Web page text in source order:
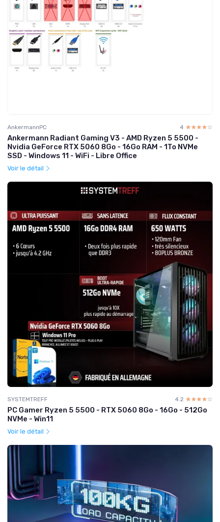
AnkermannPC 4 ☆☆☆☆☆
★★★★★
Ankermann Radiant Gaming V3 - AMD Ryzen 5 5500 -
Nvidia GeForce RTX 5060 8Go - 16Go RAM - 1To NVMe
SSD - Windows 11 - WiFi - Libre Office
Voir le détail
SYSTEMTREFF 4.2 ☆☆☆☆☆
★★★★★
PC Gamer Ryzen 5 5500 - RTX 5060 8Go - 16Go - 512Go
NVMe - Win11
Voir le détail